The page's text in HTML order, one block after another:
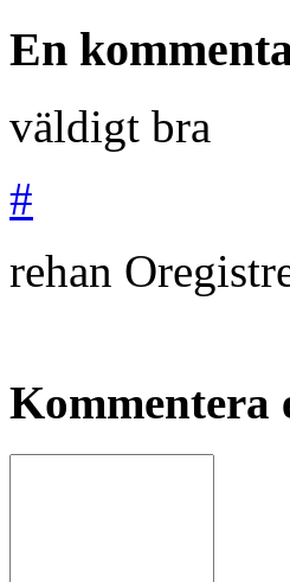
En
väldigt bra
#
rehan
Kommentera